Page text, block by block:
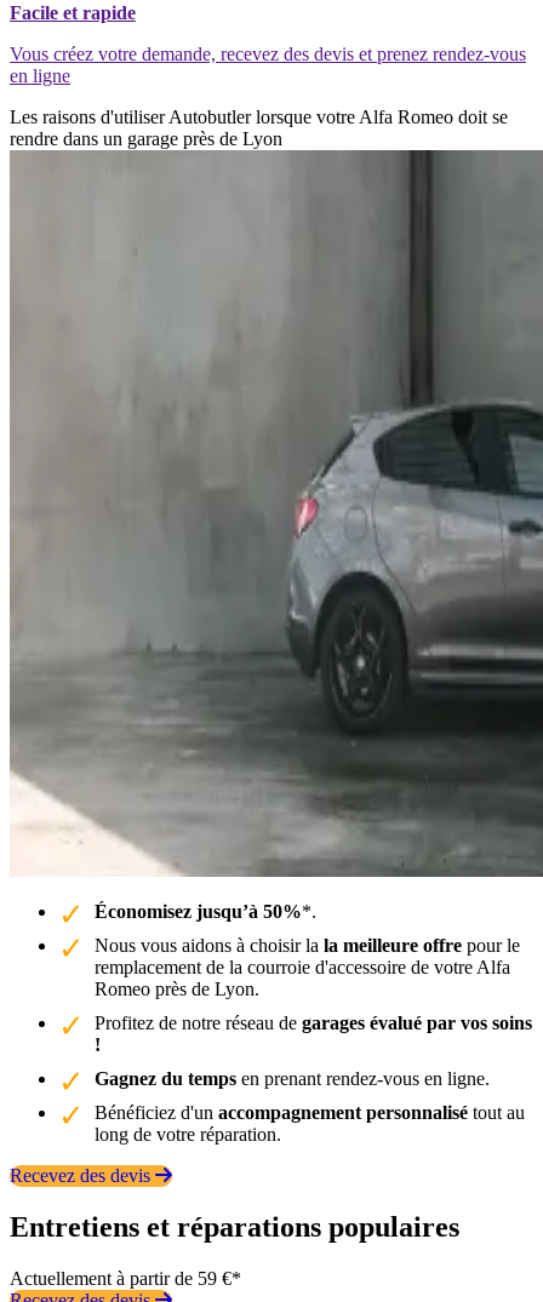
Facile et rapide
Vous créez votre demande, recevez des devis et prenez rendez-vous
en ligne
Les raisons d'utiliser Autobutler lorsque votre Alfa Romeo doit se
rendre dans un garage près de Lyon
Économisez jusqu’à 50%*.
Nous vous aidons à choisir la la meilleure offre pour le
remplacement de la courroie d'accessoire de votre Alfa
Romeo près de Lyon.
Profitez de notre réseau de garages évalué par vos soins
!
Gagnez du temps en prenant rendez-vous en ligne.
Bénéficiez d'un accompagnement personnalisé tout au
long de votre réparation.
Recevez des devis
Entretiens et réparations populaires
Actuellement à partir de 59 €*